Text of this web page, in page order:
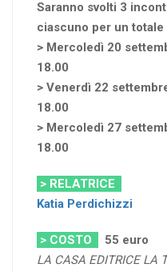
Saranno svolti 3
ciascuno per un totale
> Mercoledì 20
18.00
> Venerdì 22
18.00
> Mercoledì 27
18.00
> RELATRICE
Katia Perdichizzi
> COSTO 55 euro
LA CASA EDITRICE LA